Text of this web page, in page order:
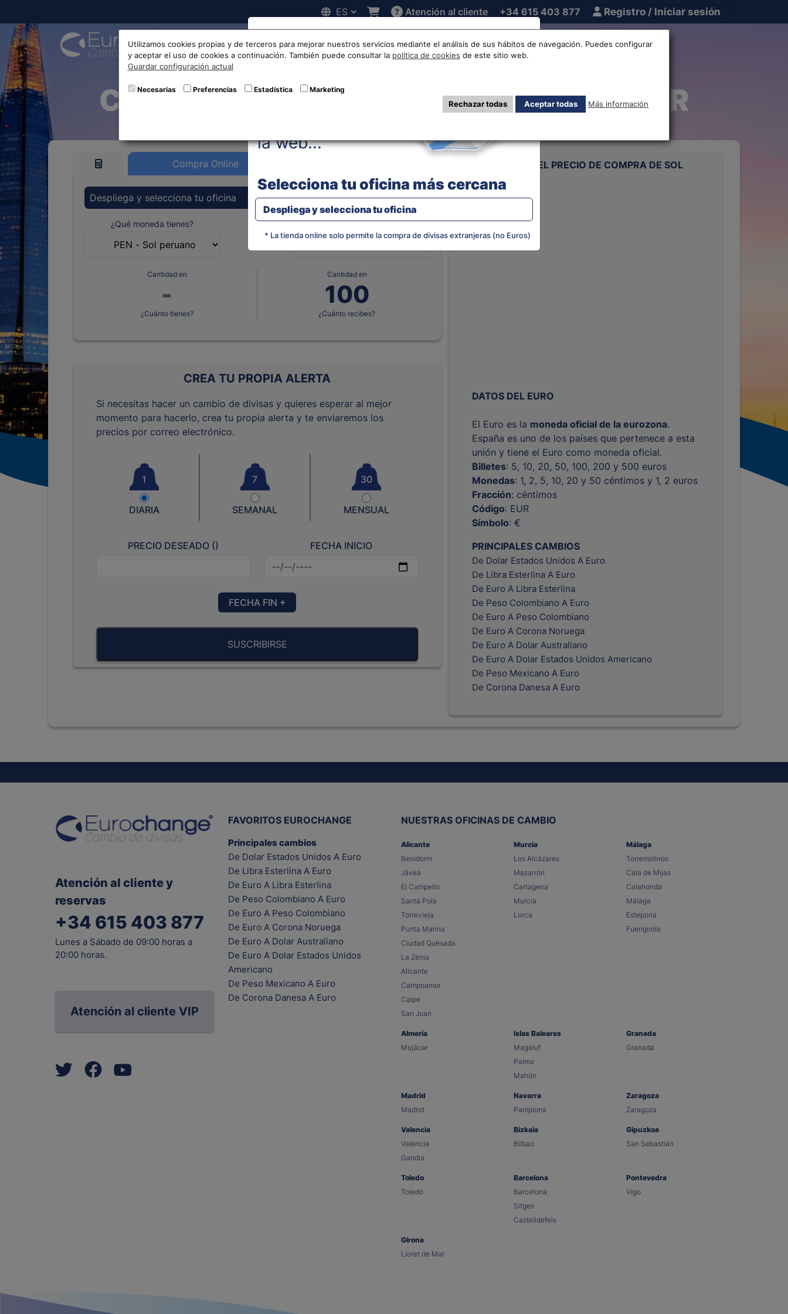
Atención al cliente +34 615 403 877 Registro / Iniciar sesión
Compra online Cotizaciones Localizaciones Trabaja con nosotros Otros
Hola!
la web...
Selecciona tu oficina más cercana
Despliega y selecciona tu oficina
* La tienda online solo permite la compra de divisas extranjeras (no Euros)
Cambio de Sol Peruano a Euro PEN-EUR
Compra Online
Despliega y selecciona tu oficina
¿Qué moneda tienes? ¿Qué moneda quieres?
Cantidad en
¿Cuánto tienes?
Cantidad en
¿Cuánto recibes?
CREA TU PROPIA ALERTA
Si necesitas hacer un cambio de divisas y quieres esperar al mejor
momento para hacerlo, crea tu propia alerta y te enviaremos los
precios por correo electrónico.
1
DIARIA
7
SEMANAL
30
MENSUAL
PRECIO DESEADO () FECHA INICIO
FECHA FIN +
SUSCRIBIRSE
EVOLUCIÓN DEL PRECIO DE COMPRA DE SOL
PERUANO
JS chart by amCharts
DATOS DEL EURO
El Euro es la moneda oficial de la eurozona.
España es uno de los países que pertenece a esta
unión y tiene el Euro como moneda oficial.
Billetes: 5, 10, 20, 50, 100, 200 y 500 euros
Monedas: 1, 2, 5, 10, 20 y 50 céntimos y 1, 2 euros
Fracción: céntimos
Código: EUR
Símbolo: €
PRINCIPALES CAMBIOS
De Dolar Estados Unidos A Euro
De Libra Esterlina A Euro
De Euro A Libra Esterlina
De Peso Colombiano A Euro
De Euro A Peso Colombiano
De Euro A Corona Noruega
De Euro A Dolar Australiano
De Euro A Dolar Estados Unidos Americano
De Peso Mexicano A Euro
De Corona Danesa A Euro
Atención al cliente y
reservas
+34 615 403 877
Lunes a Sábado de 09:00 horas a
20:00 horas.
Atención al cliente VIP
FAVORITOS EUROCHANGE
Principales cambios
De Dolar Estados Unidos A Euro
De Libra Esterlina A Euro
De Euro A Libra Esterlina
De Peso Colombiano A Euro
De Euro A Peso Colombiano
De Euro A Corona Noruega
De Euro A Dolar Australiano
De Euro A Dolar Estados Unidos
Americano
De Peso Mexicano A Euro
De Corona Danesa A Euro
NUESTRAS OFICINAS DE CAMBIO
Alicante
Benidorm
Jávea
El Campello
Santa Pola
Torrevieja
Punta Marina
Ciudad Quesada
La Zenia
Alicante
Campoamor
Calpe
San Juan
Murcia
Los Alcázares
Mazarrón
Cartagena
Murcia
Lorca
Málaga
Torremolinos
Cala de Mijas
Calahonda
Málaga
Estepona
Fuengirola
Almería
Mojácar
Islas Baleares
Magaluf
Palma
Mahón
Granada
Granada
Madrid
Madrid
Navarra
Pamplona
Zaragoza
Zaragoza
Valencia
Valencia
Gandia
Bizkaia
Bilbao
Gipuzkoa
San Sebastián
Toledo
Toledo
Barcelona
Barcelona
Sitges
Castelldefels
Pontevedra
Vigo
Girona
Lloret de Mar
Utilizamos cookies propias y de terceros para mejorar nuestros servicios mediante el análisis de sus hábitos de navegación. Puedes configurar
y aceptar el uso de cookies a continuación. También puede consultar la política de cookies de este sitio web.
Guardar configuración actual
Necesarias Preferencias Estadística Marketing
Rechazar todas Aceptar todas Más información